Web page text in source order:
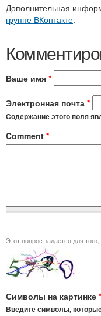
Дополнительная
группе ВКонтакте.
Ваше имя *
Электронная почта *
Содержание этого поля
Comment *
Символы на картинке *
Введите символы,